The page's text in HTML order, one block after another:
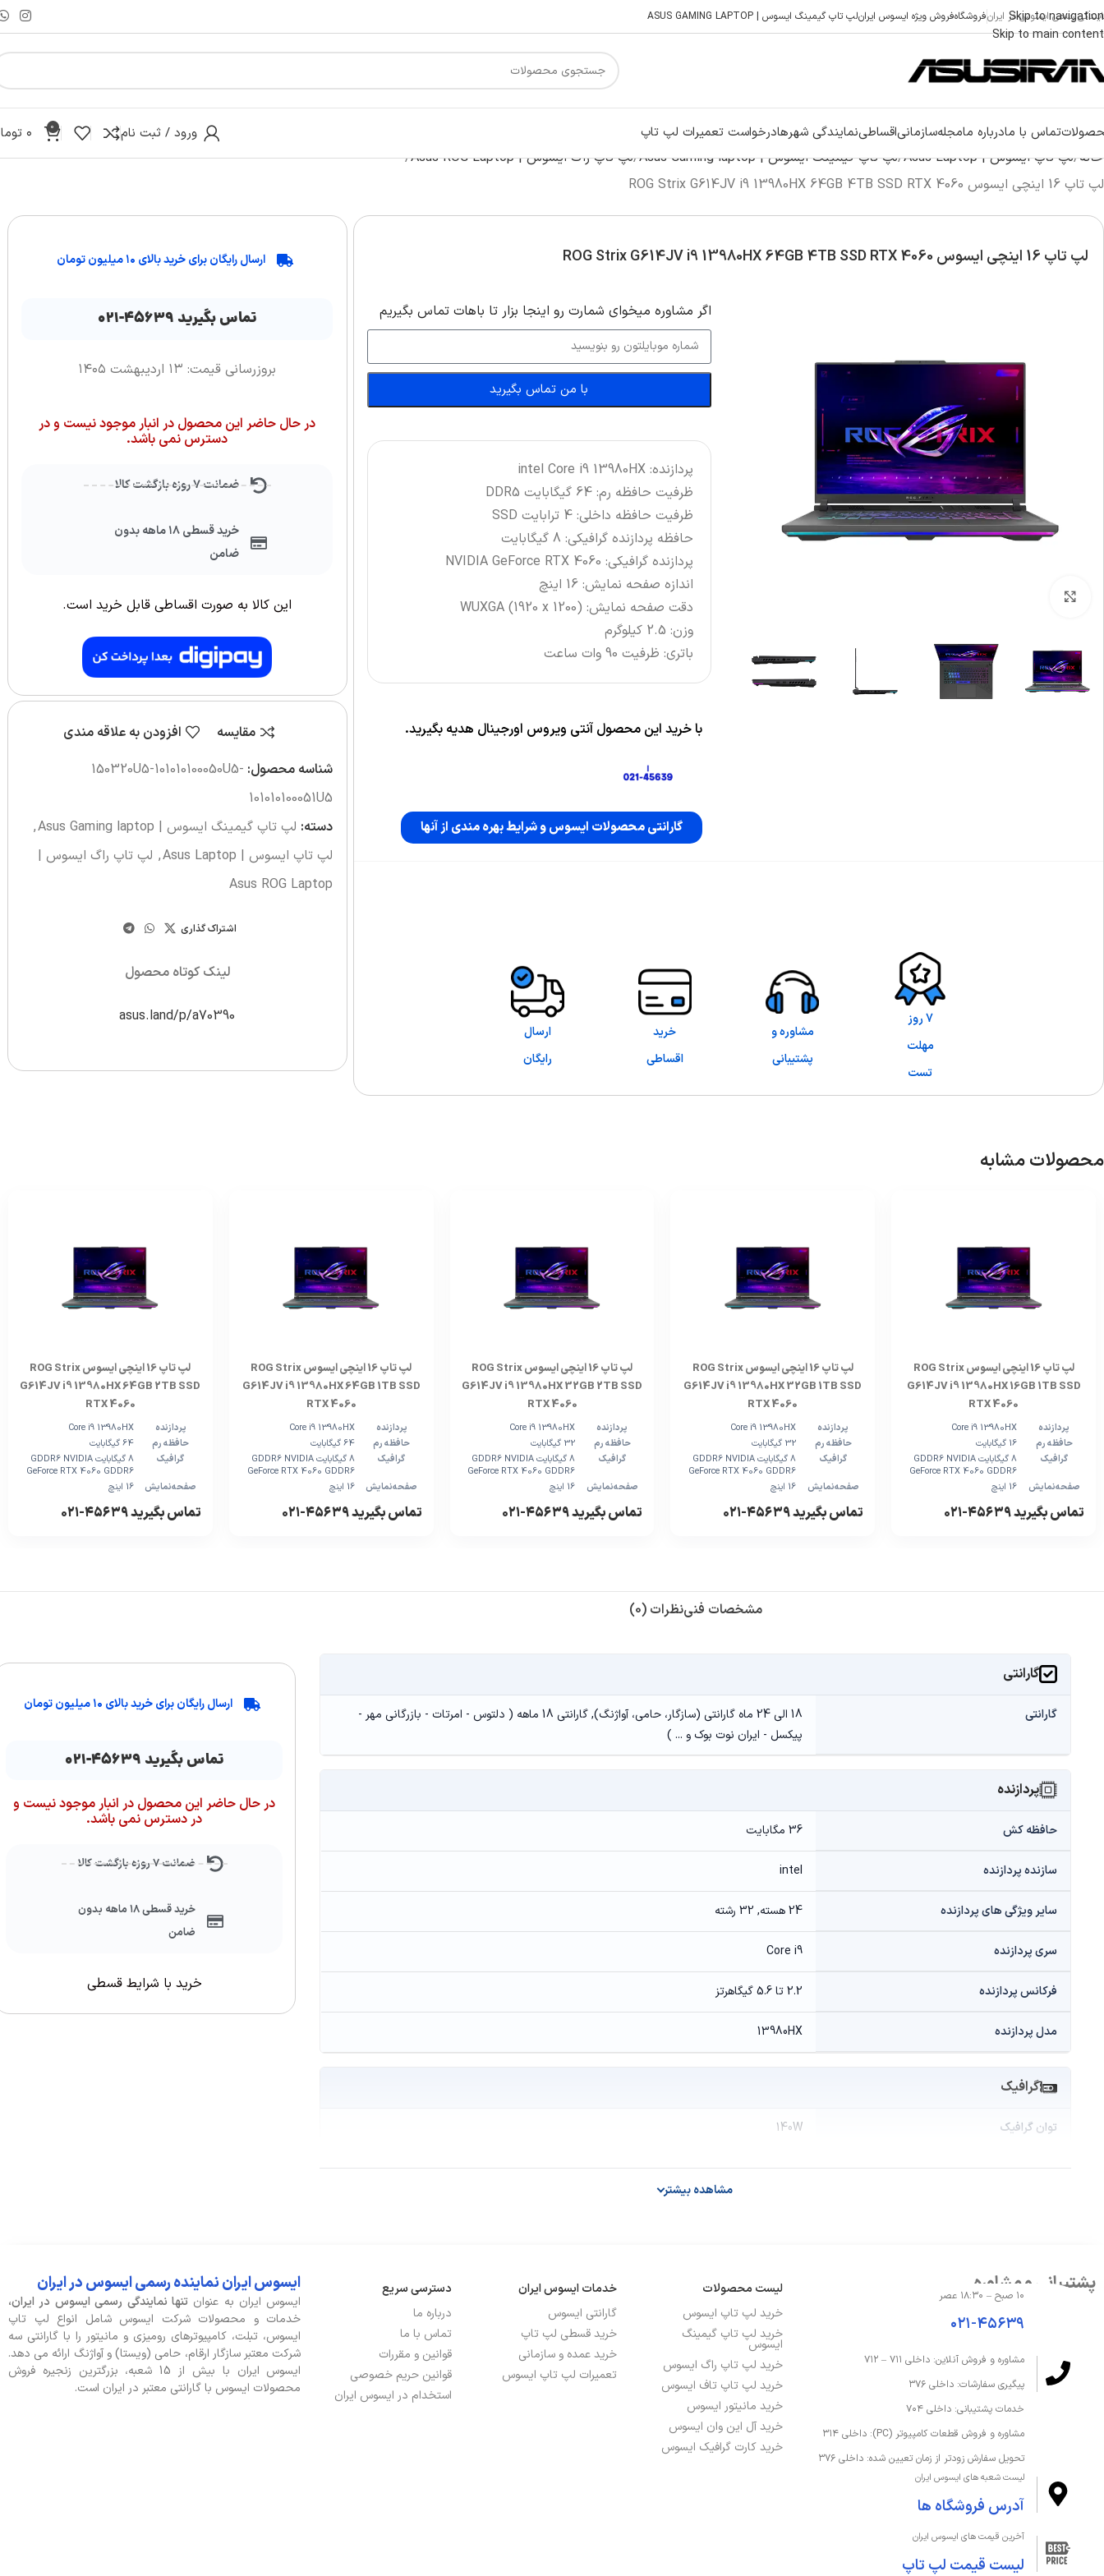
Skip to navigation
Skip to main content
رسمی ایسوس در ایرانفروشگاهفروش ویژه ایسوس ایرانلپ تاپ گیمینگ ایسوس | ASUS GAMING LAPTOP
تماس با مادرباره مامجلهسازمانیاقساطینمایندگی شهرهادرخواست تعمیرات لپ تاپ ورود / ثبت نام 0 ۰
خانه لپ تاپ ایسوس | Asus Laptop لپ تاپ گیمینگ ایسوس | Asus Gaming laptop
لپ تاپ راگ ایسوس | Asus ROG Laptop
لپ تاپ 16 اینچی ایسوس ROG Strix G614JV i9 13980HX 64GB 4TB SSD RTX 4060
لپ تاپ 16 اینچی ایسوس ROG Strix G614JV i9 13980HX 64GB 4TB SSD RTX 4060
اگر‌ مشاوره میخوای شمارت رو اینجا بزار تا باهات تماس بگیریم
با من تماس بگیرید
پردازنده: intel Core i9 13980HX
ظرفیت حافظه رم: 64 گیگابایت DDR5
ظرفیت حافظه داخلی: 4 ترابایت SSD
حافظه پردازنده گرافیکی: 8 گیگابایت
پردازنده گرافیکی: NVIDIA GeForce RTX 4060
اندازه صفحه نمایش: 16 اینچ
دقت صفحه نمایش: WUXGA (1920 x 1200)
وزن: 2.5 کیلوگرم
باتری: ظرفیت 90 وات ساعت
با خرید این محصول آنتی ویروس اورجینال هدیه بگیرید.
گارانتی محصولات ایسوس و شرایط بهره مندی از آنها
7 روز
مهلت
تست
مشاوره و
پشتیبانی
خرید
اقساطی
ارسال
رایگان
ارسال رایگان برای خرید بالای ۱۰ میلیون تومان
تماس بگیرید ۴۵۶۳۹-۰۲۱
بروزرسانی قیمت: ۱۳ اردیبهشت ۱۴۰۵
در حال حاضر این محصول در انبار موجود نیست و در
دسترس نمی باشد.
ضمانت ۷ روزه بازگشت کالا
خرید قسطی ۱۸ ماهه بدون
ضامن
این کالا به صورت اقساطی قابل خرید است.
مقایسه
افزودن به علاقه مندی
شناسه محصول: 150320U5-101010100050U5-
101010100051U5
دسته: لپ تاپ گیمینگ ایسوس | Asus Gaming laptop
,
لپ تاپ ایسوس | Asus Laptop
, لپ تاپ راگ ایسوس |
Asus ROG Laptop
اشتراک گذاری
لینک کوتاه محصول
asus.land/p/a70390
محصولات مشابه
لپ تاپ 16 اینچی ایسوس ROG Strix
G614JV i9 13980HX 16GB 1TB SSD
RTX 4060
پردازنده
Core i9 13980HX
حافظه رم
16 گیگابایت
گرافیک
8 گیگابایت GDDR6 NVIDIA
GeForce RTX 4060 GDDR6
صفحه‌نمایش
16 اینچ
تماس بگیرید ۴۵۶۳۹-۰۲۱
لپ تاپ 16 اینچی ایسوس ROG Strix
G614JV i9 13980HX 32GB 1TB SSD
RTX 4060
پردازنده
Core i9 13980HX
حافظه رم
32 گیگابایت
گرافیک
8 گیگابایت GDDR6 NVIDIA
GeForce RTX 4060 GDDR6
صفحه‌نمایش
16 اینچ
تماس بگیرید ۴۵۶۳۹-۰۲۱
لپ تاپ 16 اینچی ایسوس ROG Strix
G614JV i9 13980HX 32GB 2TB SSD
RTX 4060
پردازنده
Core i9 13980HX
حافظه رم
32 گیگابایت
گرافیک
8 گیگابایت GDDR6 NVIDIA
GeForce RTX 4060 GDDR6
صفحه‌نمایش
16 اینچ
تماس بگیرید ۴۵۶۳۹-۰۲۱
لپ تاپ 16 اینچی ایسوس ROG Strix
G614JV i9 13980HX 64GB 1TB SSD
RTX 4060
پردازنده
Core i9 13980HX
حافظه رم
64 گیگابایت
گرافیک
8 گیگابایت GDDR6 NVIDIA
GeForce RTX 4060 GDDR6
صفحه‌نمایش
16 اینچ
تماس بگیرید ۴۵۶۳۹-۰۲۱
لپ تاپ 16 اینچی ایسوس ROG Strix
G614JV i9 13980HX 64GB 2TB SSD
RTX 4060
پردازنده
Core i9 13980HX
حافظه رم
64 گیگابایت
گرافیک
8 گیگابایت GDDR6 NVIDIA
GeForce RTX 4060 GDDR6
صفحه‌نمایش
16 اینچ
تماس بگیرید ۴۵۶۳۹-۰۲۱
مشخصات فنینظرات (0)
گارانتی
گارانتی
18 الی 24 ماه گارانتی (سازگار، حامی، آواژنگ), گارانتی 18 ماهه ( دلتوس - امرتات - بازرگانی مهر -
پیکسل - ایران نوت بوک و ... )
پردازنده
حافظه کش 36 مگابایت
سازنده پردازنده intel
سایر ویژگی های پردازنده 24 هسته, 32 رشته
سری پردازنده Core i9
فرکانس پردازنده 2.2 تا 5.6 گیگاهرتز
مدل پردازنده 13980HX
گرافیک
توان گرافیک 140W
حافظه گرافیکی 8 گیگابایت GDDR6
حافظه و ذخیره‌سازی
ندارد
ظرفیت حافظه داخلی
ظرفیت حافظه رم
قابلیت ارتقا رم
نوع SSD
نوع حافظه داخلی
مشاهده بیشتر
ارسال رایگان برای خرید بالای ۱۰ میلیون تومان
تماس بگیرید ۴۵۶۳۹-۰۲۱
در حال حاضر این محصول در انبار موجود نیست و
در دسترس نمی باشد.
ضمانت ۷ روزه بازگشت کالا
خرید قسطی ۱۸ ماهه بدون
ضامن
خرید با شرایط قسطی
پشتیبانی و مشاوره
۱۰ صبح – ۱۸:۳۰ عصر
۰۲۱-۴۵۶۳۹
مشاوره و فروش آنلاین: داخلی ۷۱۱ – ۷۱۲
پیگیری سفارشات: داخلی ۳۷۶
خدمات پشتیبانی: داخلی ۷۰۴
مشاوره و فروش قطعات کامپیوتر (PC): داخلی ۳۱۴
تحویل سفارش زودتر از زمان تعیین شده: داخلی ۳۷۶
لیست شعبه های ایسوس ایران
آدرس فروشگاه ها
آخرین قیمت های ایسوس ایران
لیست قیمت لپ تاپ
لیست محصولات
خرید لپ تاپ ایسوس
خرید لپ تاپ گیمینگ
ایسوس
خرید لپ تاپ راگ ایسوس
خرید لپ تاپ تاف ایسوس
خرید مانیتور ایسوس
خرید آل این وان ایسوس
خرید کارت گرافیک ایسوس
خدمات ایسوس ایران
گارانتی ایسوس
خرید قسطی لپ تاپ
خرید عمده و سازمانی
تعمیرات لپ تاپ ایسوس
دسترسی سریع
درباره ما
تماس با ما
قوانین و مقررات
قوانین حریم خصوصی
استخدام در ایسوس ایران
ایسوس ایران نماینده رسمی ایسوس در ایران
ایسوس ایران به عنوان تنها نمایندگی رسمی ایسوس در ایران،
خدمات و محصولات شرکت ایسوس شامل انواع لپ تاپ
ایسوس، تبلت، کامپیوترهای رومیزی و مانیتور را با گارانتی سه
شرکت معتبر سازگار ارقام، حامی (ویستا) و آواژنگ ارائه می دهد.
ایسوس ایران با بیش از 15 شعبه، بزرگترین زنجیره فروش
محصولات ایسوس با گارانتی معتبر در ایران است.